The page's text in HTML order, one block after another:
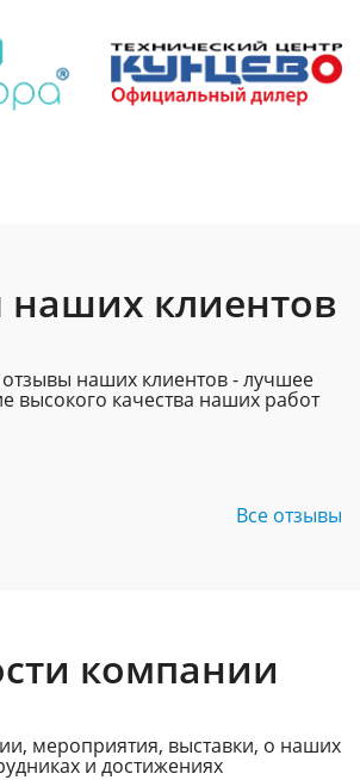
клиентов
наших клиентов - лучшее
высокого качества наших работ
Все отзывы
компании
мероприятия, выставки, о наших
и достижениях